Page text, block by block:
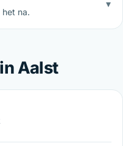
na.
▾
Aalst